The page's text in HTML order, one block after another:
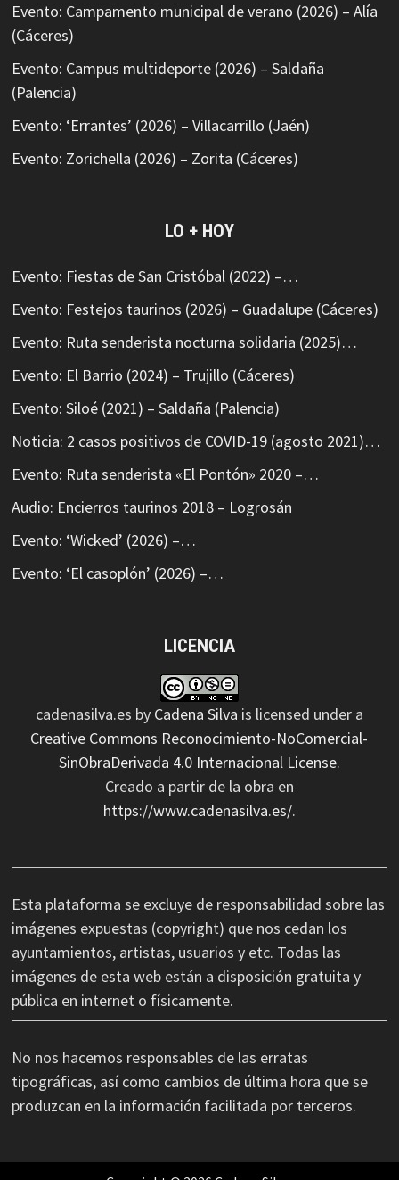
Evento: Campamento municipal de verano (2026) – Alía
(Cáceres)
Evento: Campus multideporte (2026) – Saldaña
(Palencia)
Evento: ‘Errantes’ (2026) – Villacarrillo (Jaén)
Evento: Zorichella (2026) – Zorita (Cáceres)
LO + HOY
Evento: Fiestas de San Cristóbal (2022) –…
Evento: Festejos taurinos (2026) – Guadalupe (Cáceres)
Evento: Ruta senderista nocturna solidaria (2025)…
Evento: El Barrio (2024) – Trujillo (Cáceres)
Evento: Siloé (2021) – Saldaña (Palencia)
Noticia: 2 casos positivos de COVID-19 (agosto 2021)…
Evento: Ruta senderista «El Pontón» 2020 –…
Audio: Encierros taurinos 2018 – Logrosán
Evento: ‘Wicked’ (2026) –…
Evento: ‘El casoplón’ (2026) –…
LICENCIA
cadenasilva.es by Cadena Silva is licensed under a
Creative Commons Reconocimiento-NoComercial-
SinObraDerivada 4.0 Internacional License.
Creado a partir de la obra en
https://www.cadenasilva.es/.
Esta plataforma se excluye de responsabilidad sobre las
imágenes expuestas (copyright) que nos cedan los
ayuntamientos, artistas, usuarios y etc. Todas las
imágenes de esta web están a disposición gratuita y
pública en internet o físicamente.
No nos hacemos responsables de las erratas
tipográficas, así como cambios de última hora que se
produzcan en la información facilitada por terceros.